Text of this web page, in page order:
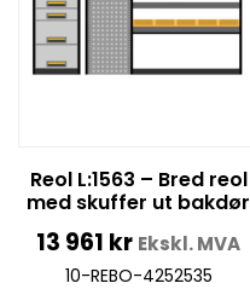
Reol L:1563 – Bred reol
med skuffer ut bakdør
13 961 kr Ekskl. MVA
10-REBO-4252535